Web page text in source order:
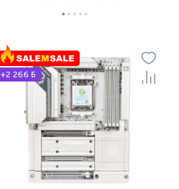
+2 266 Б